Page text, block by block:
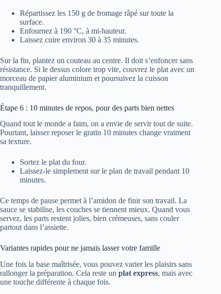
Répartissez les 150 g de fromage râpé sur toute la
surface.
Enfournez à 190 °C, à mi-hauteur.
Laissez cuire environ 30 à 35 minutes.
Sur la fin, plantez un couteau au centre. Il doit s’enfoncer sans
résistance. Si le dessus colore trop vite, couvrez le plat avec un
morceau de papier aluminium et poursuivez la cuisson
tranquillement.
Étape 6 : 10 minutes de repos, pour des parts bien nettes
Quand tout le monde a faim, on a envie de servir tout de suite.
Pourtant, laisser reposer le gratin 10 minutes change vraiment
sa texture.
Sortez le plat du four.
Laissez-le simplement sur le plan de travail pendant 10
minutes.
Ce temps de pause permet à l’amidon de finir son travail. La
sauce se stabilise, les couches se tiennent mieux. Quand vous
servez, les parts restent jolies, bien crémeuses, sans couler
partout dans l’assiette.
Variantes rapides pour ne jamais lasser votre famille
Une fois la base maîtrisée, vous pouvez varier les plaisirs sans
rallonger la préparation. Cela reste un plat express, mais avec
une touche différente à chaque fois.